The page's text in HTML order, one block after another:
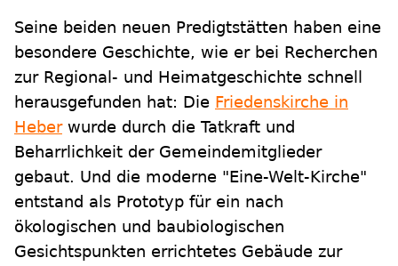
Seine beiden neuen Predigtstätten haben eine
besondere Geschichte, wie er bei Recherchen
zur Regional- und Heimatgeschichte schnell
herausgefunden hat: Die Friedenskirche in
Heberwurde durch die Tatkraft und
Beharrlichkeit der Gemeindemitglieder
gebaut. Und die moderne "Eine-Welt-Kirche"
entstand als Prototyp für ein nach
ökologischen und baubiologischen
Gesichtspunkten errichtetes Gebäude zur